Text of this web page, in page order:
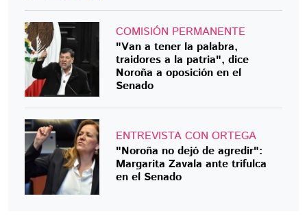
COMISIÓN PERMANENTE
"Van a tener la palabra,
traidores a la patria", dice
Noroña a oposición en el
Senado
ENTREVISTA CON ORTEGA
"Noroña no dejó de agredir":
Margarita Zavala ante trifulca
en el Senado